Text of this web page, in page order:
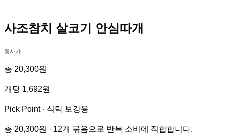
사조참치 살코기 안심따개
행사가
총 20,300원
개당 1,692원
Pick Point · 식탁 보강용
총 20,300원 · 12개 묶음으로 반복 소비에 적합합니다.